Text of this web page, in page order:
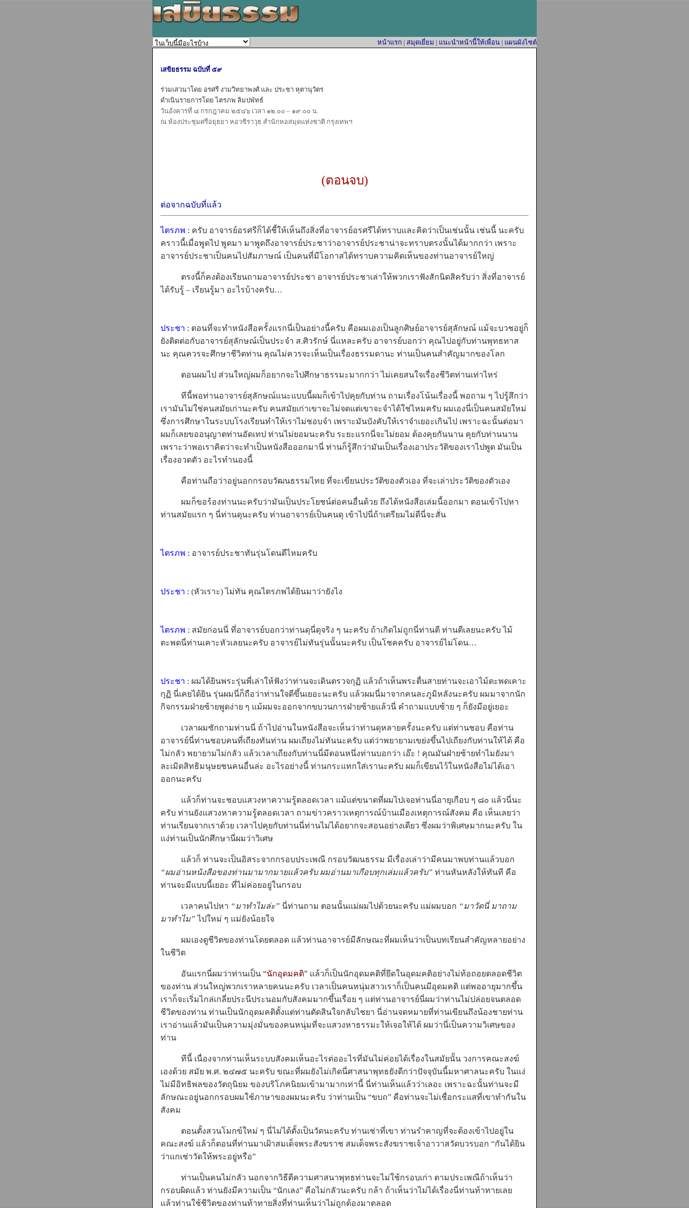
หน้าแรก | สมุดเยี่ยม | แนะนำหน้านี้ให้เพื่อน | แผนผังไซต์
เสขิยธรรม ฉบับที่ ๕๙
ร่วมเสวนาโดย อรศรี งามวิทยาพงศ์ และ ประชา หุตานุวัตร
ดำเนินรายการโดย ไตรภพ ลิมปพัทธ์
วันอังคารที่ ๘ กรกฎาคม ๒๕๔๖ เวลา ๑๒.๐๐ – ๑๙.๐๐ น.
ณ ห้องประชุมศรีอยุธยา หอวชิราวุธ สำนักหอสมุดแห่งชาติ กรุงเทพฯ
(ตอนจบ)
ต่อจากฉบับที่แล้ว
ไตรภพ : ครับ อาจารย์อรศรีก็ได้ชี้ให้เห็นถึงสิ่งที่อาจารย์อรศรีได้ทราบและคิดว่าเป็นเช่นนั้น เช่นนี้ นะครับ
คราวนี้เมื่อพูดไป พูดมา มาพูดถึงอาจารย์ประชาว่าอาจารย์ประชาน่าจะทราบตรงนั้นได้มากกว่า เพราะ
อาจารย์ประชาเป็นคนไปสัมภาษณ์ เป็นคนที่มีโอกาสได้ทราบความคิดเห็นของท่านอาจารย์ใหญ่
ตรงนี้ก็คงต้องเรียนถามอาจารย์ประชา อาจารย์ประชาเล่าให้พวกเราฟังสักนิดสิครับว่า สิ่งที่อาจารย์
ได้รับรู้ – เรียนรู้มา อะไรบ้างครับ…
ประชา : ตอนที่จะทำหนังสือครั้งแรกนี่เป็นอย่างนี้ครับ คือผมเองเป็นลูกศิษย์อาจารย์สุลักษณ์ แม้จะบวชอยู่ก็
ยังติดต่อกับอาจารย์สุลักษณ์เป็นประจำ ส.ศิวรักษ์ นี่แหละครับ อาจารย์บอกว่า คุณไปอยู่กับท่านพุทธทาส
นะ คุณควรจะศึกษาชีวิตท่าน คุณไม่ควรจะเห็นเป็นเรื่องธรรมดานะ ท่านเป็นคนสำคัญมากของโลก
ตอนผมไป ส่วนใหญ่ผมก็อยากจะไปศึกษาธรรมะมากกว่า ไม่เคยสนใจเรื่องชีวิตท่านเท่าไหร่
ทีนี้พอท่านอาจารย์สุลักษณ์แนะแบบนี้ผมก็เข้าไปคุยกับท่าน ถามเรื่องโน้นเรื่องนี้ พอถาม ๆ ไปรู้สึกว่า
เรามันไม่ใช่คนสมัยเก่านะครับ คนสมัยเก่าเขาจะไม่จดแต่เขาจะจำได้ใช่ไหมครับ ผมเองนี่เป็นคนสมัยใหม่
ซึ่งการศึกษาในระบบโรงเรียนทำให้เราไม่ชอบจำ เพราะมันบังคับให้เราจำเยอะเกินไป เพราะฉะนั้นต่อมา
ผมก็เลยขออนุญาตท่านอัดเทป ท่านไม่ยอมนะครับ ระยะแรกนี่จะไม่ยอม ต้องคุยกันนาน คุยกับท่านนาน
เพราะว่าพอเราคิดว่าจะทำเป็นหนังสือออกมานี่ ท่านก็รู้สึกว่ามันเป็นเรื่องเอาประวัติของเราไปพูด มันเป็น
เรื่องอวดตัว อะไรทำนองนี้
คือท่านถือว่าอยู่นอกกรอบวัฒนธรรมไทย ที่จะเขียนประวัติของตัวเอง ที่จะเล่าประวัติของตัวเอง
ผมก็ขอร้องท่านนะครับว่ามันเป็นประโยชน์ต่อคนอื่นด้วย ถึงได้หนังสือเล่มนี้ออกมา ตอนเข้าไปหา
ท่านสมัยแรก ๆ นี่ท่านดุนะครับ ท่านอาจารย์เป็นคนดุ เข้าไปนี่ถ้าเตรียมไม่ดีนี่จะสั่น
ไตรภพ : อาจารย์ประชาทันรุ่นโดนตีไหมครับ
ประชา : (หัวเราะ) ไม่ทัน คุณไตรภพได้ยินมาว่ายังไง
ไตรภพ : สมัยก่อนนี่ ที่อาจารย์บอกว่าท่านดุนี่ดุจริง ๆ นะครับ ถ้าเกิดไม่ถูกนี่ท่านตี ท่านตีเลยนะครับ ไม้
ตะพดนี่ท่านเคาะหัวเลยนะครับ อาจารย์ไม่ทันรุ่นนั้นนะครับ เป็นโชคครับ อาจารย์ไม่โดน…
ประชา : ผมได้ยินพระรุ่นพี่เล่าให้ฟังว่าท่านจะเดินตรวจกุฏิ แล้วถ้าเห็นพระตื่นสายท่านจะเอาไม้ตะพดเคาะ
กุฏิ นี่เคยได้ยิน รุ่นผมนี่ก็ถือว่าท่านใจดีขึ้นเยอะนะครับ แล้วผมนี่มาจากคนละภูมิหลังนะครับ ผมมาจากนัก
กิจกรรมฝ่ายซ้ายพูดง่าย ๆ แม้ผมจะออกจากขบวนการฝ่ายซ้ายแล้วนี่ คำถามแบบซ้าย ๆ ก็ยังมีอยู่เยอะ
เวลาผมซักถามท่านนี่ ถ้าไปอ่านในหนังสือจะเห็นว่าท่านดุหลายครั้งนะครับ แต่ท่านชอบ คือท่าน
อาจารย์นี่ท่านชอบคนที่เถียงทันท่าน ผมเถียงไม่ทันนะครับ แต่ว่าพยายามเขย่งขึ้นไปเถียงกับท่านให้ได้ คือ
ไม่กลัว พยายามไม่กลัว แล้วเวลาเถียงกับท่านนี่มีตอนหนึ่งท่านบอกว่า เอ๊ะ ! คุณมันฝ่ายซ้ายทำไมยังมา
ละเมิดสิทธิมนุษยชนคนอื่นล่ะ อะไรอย่างนี้ ท่านกระแทกใส่เรานะครับ ผมก็เขียนไว้ในหนังสือไม่ได้เอา
ออกนะครับ
แล้วก็ท่านจะชอบแสวงหาความรู้ตลอดเวลา แม้แต่ขนาดที่ผมไปเจอท่านนี่อายุเกือบ ๆ ๘๐ แล้วนี่นะ
ครับ ท่านยังแสวงหาความรู้ตลอดเวลา ถามข่าวคราวเหตุการณ์บ้านเมืองเหตุการณ์สังคม คือ เห็นเลยว่า
ท่านเรียนจากเราด้วย เวลาไปคุยกับท่านนี่ท่านไม่ได้อยากจะสอนอย่างเดียว ซึ่งผมว่าพิเศษมากนะครับ ใน
แง่ท่านเป็นนักศึกษานี่ผมว่าวิเศษ
แล้วก็ ท่านจะเป็นอิสระจากกรอบประเพณี กรอบวัฒนธรรม มีเรื่องเล่าว่ามีคนมาพบท่านแล้วบอก
“ผมอ่านหนังสือของท่านมามากมายแล้วครับ ผมอ่านมาเกือบทุกเล่มแล้วครับ” ท่านหันหลังให้ทันที คือ
ท่านจะมีแบบนี้เยอะ ที่ไม่ค่อยอยู่ในกรอบ
เวลาคนไปหา “มาทำไมล่ะ” นี่ท่านถาม ตอนนั้นแม่ผมไปด้วยนะครับ แม่ผมบอก “มาวัดนี่ มาถาม
มาทำไม” ไปใหม่ ๆ แม่ยังน้อยใจ
ผมเองดูชีวิตของท่านโดยตลอด แล้วท่านอาจารย์มีลักษณะที่ผมเห็นว่าเป็นบทเรียนสำคัญหลายอย่าง
ในชีวิต
อันแรกนี่ผมว่าท่านเป็น “นักอุดมคติ” แล้วก็เป็นนักอุดมคติที่ยึดในอุดมคติอย่างไม่ท้อถอยตลอดชีวิต
ของท่าน ส่วนใหญ่พวกเราหลายคนนะครับ เวลาเป็นคนหนุ่มสาวเราก็เป็นคนมีอุดมคติ แต่พออายุมากขึ้น
เราก็จะเริ่มไกล่เกลี่ยประนีประนอมกับสังคมมากขึ้นเรื่อย ๆ แต่ท่านอาจารย์นี่ผมว่าท่านไม่ปล่อยจนตลอด
ชีวิตของท่าน ท่านเป็นนักอุดมคติตั้งแต่ท่านตัดสินใจกลับไชยา นี่อ่านจดหมายที่ท่านเขียนถึงน้องชายท่าน
เราอ่านแล้วมันเป็นความมุ่งมั่นของคนหนุ่มที่จะแสวงหาธรรมะให้เจอให้ได้ ผมว่านี่เป็นความวิเศษของ
ท่าน
ทีนี้ เนื่องจากท่านเห็นระบบสังคมเห็นอะไรต่ออะไรที่มันไม่ค่อยได้เรื่องในสมัยนั้น วงการคณะสงฆ์
เองด้วย สมัย พ.ศ. ๒๔๗๕ นะครับ ขณะที่ผมยังไม่เกิดนี่ศาสนาพุทธยังดีกว่าปัจจุบันนี้มหาศาลนะครับ ในแง่
ไม่มีอิทธิพลของวัตถุนิยม ของบริโภคนิยมเข้ามามากเท่านี้ นี่ท่านเห็นแล้วว่าเลอะ เพราะฉะนั้นท่านจะมี
ลักษณะอยู่นอกกรอบผมใช้ภาษาของผมนะครับ ว่าท่านเป็น “ขบถ” คือท่านจะไม่เชื่อกระแสที่เขาทำกันใน
สังคม
ตอนตั้งสวนโมกข์ใหม่ ๆ นี่ไม่ได้ตั้งเป็นวัดนะครับ ท่านเช่าที่เขา ท่านรำคาญที่จะต้องเข้าไปอยู่ใน
คณะสงฆ์ แล้วก็ตอนที่ท่านมาเฝ้าสมเด็จพระสังฆราช สมเด็จพระสังฆราชเจ้าอาวาสวัดบวรบอก “กันได้ยิน
ว่าแกเช่าวัดให้พระอยู่หรือ”
ท่านเป็นคนไม่กลัว นอกจากวิธีตีความศาสนาพุทธท่านจะไม่ใช้กรอบเก่า ตามประเพณีถ้าเห็นว่า
กรอบผิดแล้ว ท่านยังมีความเป็น “นักเลง” คือไม่กลัวนะครับ กล้า ถ้าเห็นว่าไม่ได้เรื่องนี่ท่านท้าทายเลย
แล้วท่านใช้ชีวิตของท่านท้าทายสิ่งที่ท่านเห็นว่าไม่ถูกต้องมาตลอด